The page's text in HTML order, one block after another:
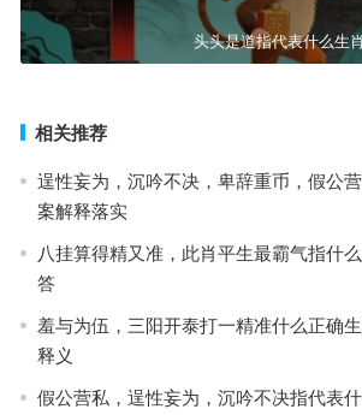
头头是道指代表什么生
相关推荐
逞性妄为，沉吟不决，卑辞重币，假公
案解释落实
八挂算得精又准，此肖平生最霸气指什
答
羞与为伍，三阳开泰打一精准什么正确
释义
假公营私，逞性妄为，沉吟不决指代表